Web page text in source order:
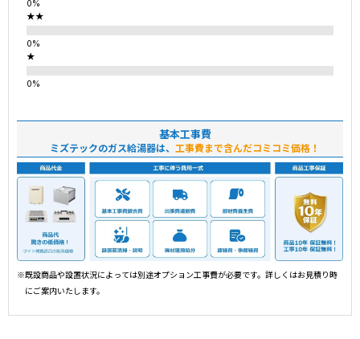
★★
★
基本工事費
ミズテックのガス給湯器は、 工事費まで含んだコミコミ価格！
※既設商品や設置状況によっては別途オプション工事費が必要です。詳しくはお見積り時
にご案内いたします。